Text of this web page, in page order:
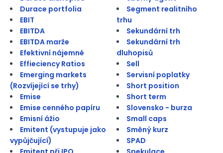
Durace portfolia
EBIT
EBITDA
EBITDA marže
Efektivní nájemné
Effieciency Ratios
Emerging markets
(Rozvíjející se trhy)
Emise
Emise cenného papíru
Emisní ážio
Emitent (vystupuje jako
vypůjčující)
Segment realitního
trhu
Sekundární trh
Sekundární trh
dluhopisů
Sell
Servisní poplatky
Short position
Short term
Slovensko - burza
Small caps
Směný kurz
SPAD